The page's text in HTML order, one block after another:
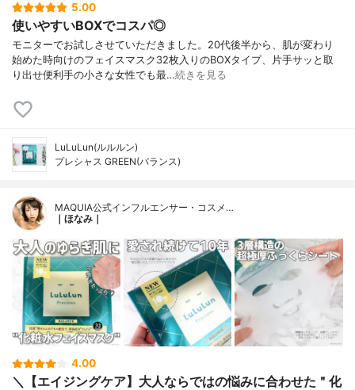
5.00
使いやすいBOXでコスパ◎
モニターでお試しさせていただきました。20代後半から、肌が変わり
始めた時向けのフェイスマスク32枚入りのBOXタイプ、片手サッと取
り出せ便利手の小さな女性でも最…続きを見る
LuLuLun(ルルルン)
プレシャス GREEN(バランス)
MAQUIA公式インフルエンサー・コスメ…
｜ほなみ｜
4.00
＼【エイジングケア】大人ならではの悩みに合わせた＂化